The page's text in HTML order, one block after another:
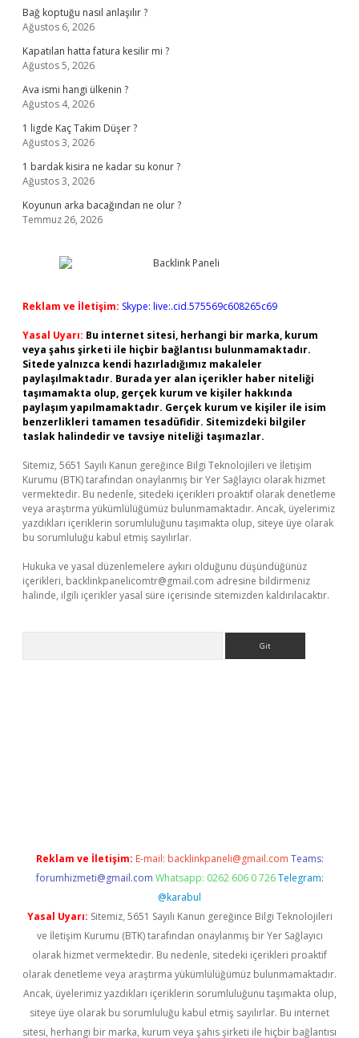
Bağ koptuğu nasıl anlaşılır ?
Ağustos 6, 2026
Kapatılan hatta fatura kesilir mi ?
Ağustos 5, 2026
Ava ismi hangi ülkenin ?
Ağustos 4, 2026
1 ligde Kaç Takim Düşer ?
Ağustos 3, 2026
1 bardak kisira ne kadar su konur ?
Ağustos 3, 2026
Koyunun arka bacağından ne olur ?
Temmuz 26, 2026
Reklam ve İletişim: Skype: live:.cid.575569c608265c69
Yasal Uyarı: Bu internet sitesi, herhangi bir marka, kurum
veya şahıs şirketi ile hiçbir bağlantısı bulunmamaktadır.
Sitede yalnızca kendi hazırladığımız makaleler
paylaşılmaktadır. Burada yer alan içerikler haber niteliği
taşımamakta olup, gerçek kurum ve kişiler hakkında
paylaşım yapılmamaktadır. Gerçek kurum ve kişiler ile isim
benzerlikleri tamamen tesadüfidir. Sitemizdeki bilgiler
taslak halindedir ve tavsiye niteliği taşımazlar.
Sitemiz, 5651 Sayılı Kanun gereğince Bilgi Teknolojileri ve İletişim
Kurumu (BTK) tarafından onaylanmış bir Yer Sağlayıcı olarak hizmet
vermektedir. Bu nedenle, sitedeki içerikleri proaktif olarak denetleme
veya araştırma yükümlülüğümüz bulunmamaktadır. Ancak, üyelerimiz
yazdıkları içeriklerin sorumluluğunu taşımakta olup, siteye üye olarak
bu sorumluluğu kabul etmiş sayılırlar.
Hukuka ve yasal düzenlemelere aykırı olduğunu düşündüğünüz
içerikleri, backlinkpanelicomtr@gmail.com adresine bildirmeniz
halinde, ilgili içerikler yasal süre içerisinde sitemizden kaldırılacaktır.
Reklam ve İletişim: E-mail: backlinkpaneli@gmail.com Teams:
forumhizmeti@gmail.com Whatsapp: 0262 606 0 726 Telegram:
@karabul
Yasal Uyarı: Sitemiz, 5651 Sayılı Kanun gereğince Bilgi Teknolojileri
ve İletişim Kurumu (BTK) tarafından onaylanmış bir Yer Sağlayıcı
olarak hizmet vermektedir. Bu nedenle, sitedeki içerikleri proaktif
olarak denetleme veya araştırma yükümlülüğümüz bulunmamaktadır.
Ancak, üyelerimiz yazdıkları içeriklerin sorumluluğunu taşımakta olup,
siteye üye olarak bu sorumluluğu kabul etmiş sayılırlar. Bu internet
sitesi, herhangi bir marka, kurum veya şahıs şirketi ile hiçbir bağlantısı